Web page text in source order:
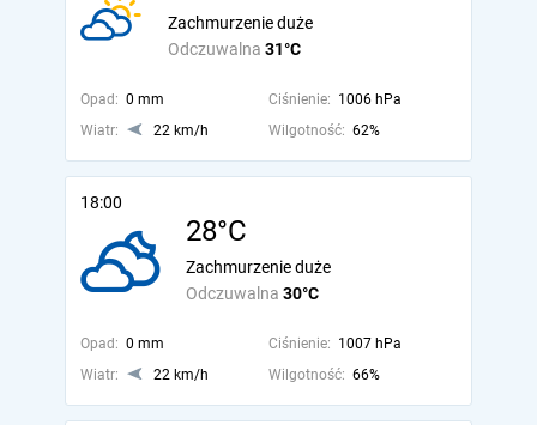
Odczuwalna 31°C
Zachmurzenie duże
Opad: 0 mm Ciśnienie: 1006 hPa
Wiatr:
22 km/h Wilgotność: 62%
18:00
28°C
Odczuwalna 30°C
Zachmurzenie duże
Opad: 0 mm Ciśnienie: 1007 hPa
Wiatr:
22 km/h Wilgotność: 66%